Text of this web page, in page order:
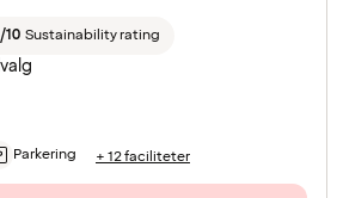
10 Sustainability rating
Parkering + 12 faciliteter